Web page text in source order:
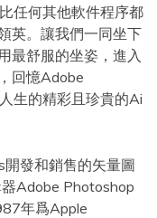
任何其他軟件程序都
英。讓我們一同坐下
最舒服的坐姿，進入
回憶Adobe
生的精彩且珍貴的Ai
發和銷售的矢量圖
Adobe Photoshop
年爲Apple